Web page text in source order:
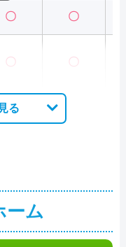
〇 〇
〇 〇
る
ーム